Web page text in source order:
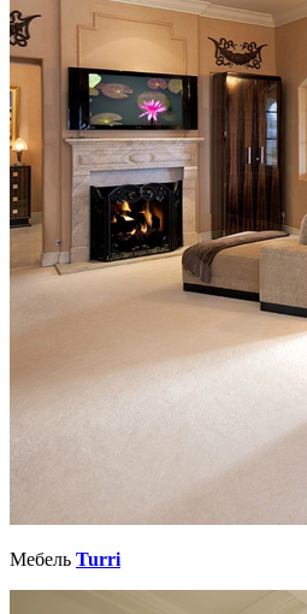
Мебель Turri